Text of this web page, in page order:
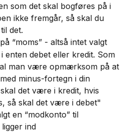
som det skal bogføres på i
ikke fremgår, så skal du
det.
“moms” - altså intet valgt
enten debet eller kredit. Som
man være opmærksom på at
minus-fortegn i din
det være i kredit, hvis
så skal det være i debet"
en “modkonto” til
ind